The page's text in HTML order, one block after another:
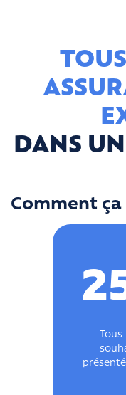
DANS
Comment ça
Tous